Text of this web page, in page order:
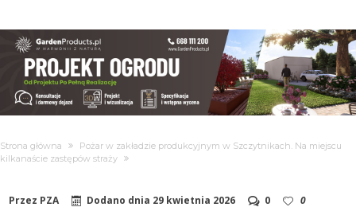
Strona główna
Pożar w zakładzie produkcyjnym w Szczytnikach. Na miejscu
kilkanaście zastępów straży
Przez PZA Dodano dnia 29 kwietnia 2026 0 0